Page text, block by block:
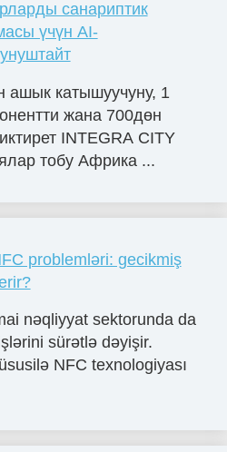
санариптик
үчүн AI-
ашык катышуучуну, 1
жана 700дөн
INTEGRA CITY
тобу Африка ...
problemləri: gecikmiş
nəqliyyat sektorunda da
sürətlə dəyişir.
NFC texnologiyası